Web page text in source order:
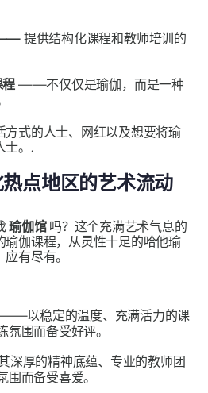
提供结构化课程和教师培训的
程 ——不仅仅是瑜伽，而是一种
方式的人士、网红以及想要将瑜
士。.
点地区的艺术流动
瑜伽馆吗？这个充满艺术气息的
瑜伽课程，从灵性十足的哈他瑜
有尽有。
——以稳定的温度、充满活力的课
围而备受好评。
深厚的精神底蕴、专业的教师团
围而备受喜爱。